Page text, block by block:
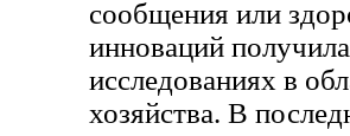
сообщения или
инноваций
исследованиях в
хозяйства. В